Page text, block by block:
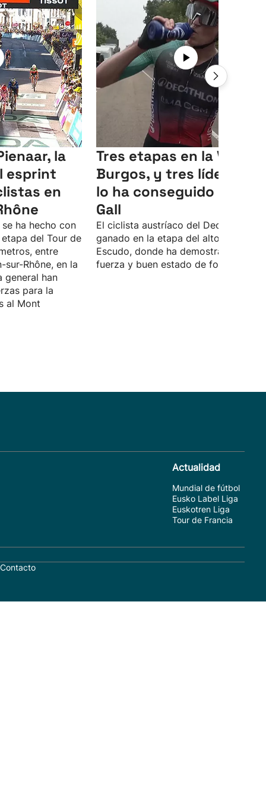
la
esprint
en
ha hecho con
del Tour de
entre
Rhône, en la
general han
para la
al Mont
Tres etapas en la Vuelta
Burgos, y tres líderes:
lo ha conseguido Felix
Gall
El ciclista austríaco del Decathlon ha
ganado en la etapa del alto de El
Escudo, donde ha demostrado su
fuerza y buen estado de forma.
Actualidad
Mundial de fútbol
Eusko Label Liga
Euskotren Liga
Tour de Francia
Contacto